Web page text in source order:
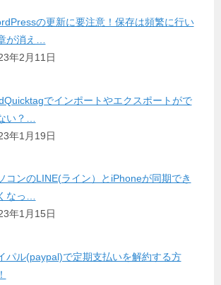
の更新に要注意！保存は頻繁に行い
が消え…
年2月11日
でインポートやエクスポートがで
い？…
年1月19日
コンのLINE(ライン）とiPhoneが同期でき
なっ…
年1月15日
パル(paypal)で定期支払いを解約する方